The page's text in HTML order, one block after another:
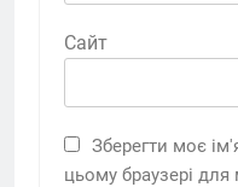
Сайт
Зберегти моє
цьому браузері